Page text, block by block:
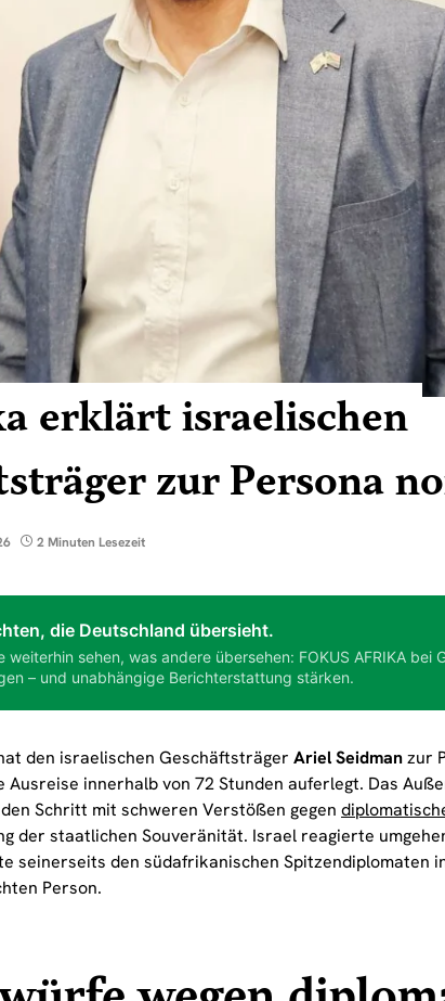
erklärt israelischen
zur Persona
2 Minuten Lesezeit
die Deutschland übersieht.
weiterhin sehen, was andere übersehen: FOKUS AFRIKA bei
– und unabhängige Berichterstattung stärken.
den israelischen Geschäftsträger Ariel Seidmanzur
Ausreise innerhalb von 72 Stunden auferlegt. Das
Schritt mit schweren Verstößen gegen
der staatlichen Souveränität. Israel reagierte
seinerseits den südafrikanischen Spitzendiplomaten
Person.